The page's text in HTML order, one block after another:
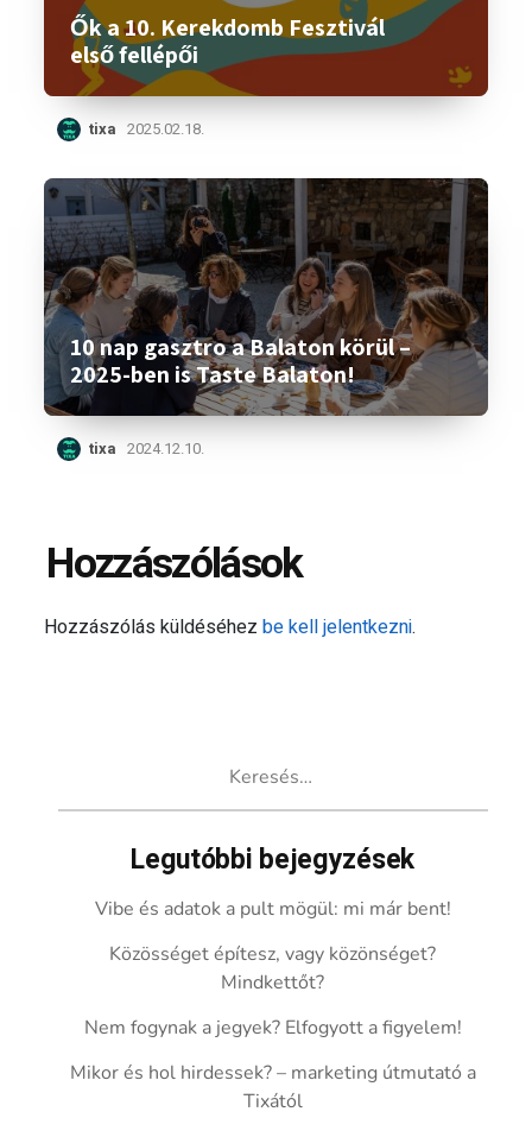
Ők a 10. Kerekdomb Fesztivál
első fellépői
tixa 2025.02.18.
10 nap gasztro a Balaton körül –
2025-ben is Taste Balaton!
tixa 2024.12.10.
Hozzászólások
Hozzászólás küldéséhezbe kell jelentkezni.
Legutóbbi bejegyzések
Vibe és adatok a pult mögül: mi már bent!
Közösséget építesz, vagy közönséget?
Mindkettőt?
Nem fogynak a jegyek? Elfogyott a figyelem!
Mikor és hol hirdessek? – marketing útmutató a
Tixától